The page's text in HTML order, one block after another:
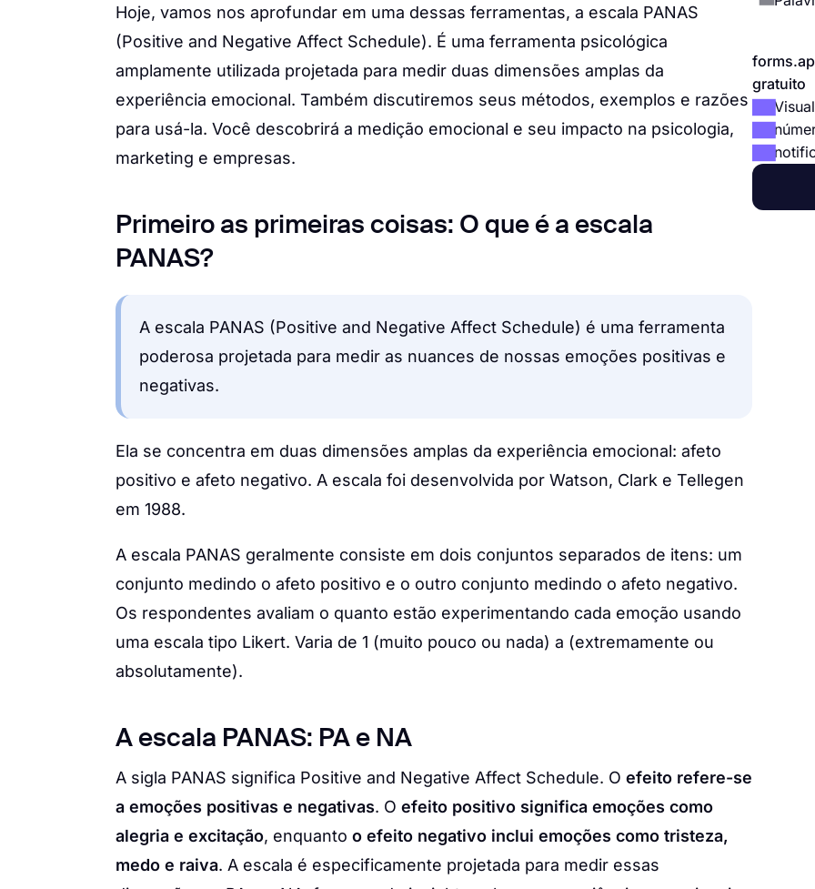
Hoje, vamos nos aprofundar em uma dessas ferramentas, a escala PANAS
(Positive and Negative Affect Schedule). É uma ferramenta psicológica
amplamente utilizada projetada para medir duas dimensões amplas da
experiência emocional. Também discutiremos seus métodos, exemplos e razões
para usá-la. Você descobrirá a medição emocional e seu impacto na psicologia,
marketing e empresas.
Primeiro as primeiras coisas: O que é a escala
PANAS?
A escala PANAS (Positive and Negative Affect Schedule) é uma ferramenta
poderosa projetada para medir as nuances de nossas emoções positivas e
negativas.
Ela se concentra em duas dimensões amplas da experiência emocional: afeto
positivo e afeto negativo. A escala foi desenvolvida por Watson, Clark e Tellegen
em 1988.
A escala PANAS geralmente consiste em dois conjuntos separados de itens: um
conjunto medindo o afeto positivo e o outro conjunto medindo o afeto negativo.
Os respondentes avaliam o quanto estão experimentando cada emoção usando
uma escala tipo Likert. Varia de 1 (muito pouco ou nada) a (extremamente ou
absolutamente).
A escala PANAS: PA e NA
A sigla PANAS significa Positive and Negative Affect Schedule. O efeito refere-se
a emoções positivas e negativas. O efeito positivo significa emoções como
alegria e excitação, enquanto o efeito negativo inclui emoções como tristeza,
medo e raiva. A escala é especificamente projetada para medir essas
gratuito